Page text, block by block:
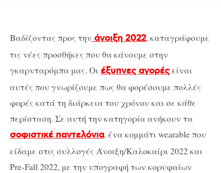
Βαδίζοντας προς την άνοιξη 2022, καταγράφουμε
τις νέες προσθήκες που θα κάνουμε στην
γκαρνταρόμπα μας. Οι έξυπνες αγορέςείναι
αυτές που γνωρίζουμε πως θα φορέσουμε πολλές
φορές κατά τη διάρκεια του χρόνου και σε κάθε
περίσταση. Σε αυτή την κατηγορία ανήκουν τα
σοφιστικέ παντελόνια, ένα κομμάτι wearable που
είδαμε στις συλλογές Άνοιξη/Καλοκαίρι 2022 και
Pre-Fall 2022, με την υπογραφή των κορυφαίων